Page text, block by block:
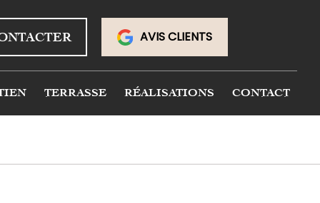
AVIS CLIENTS
TERRASSE RÉALISATIONS CONTACT